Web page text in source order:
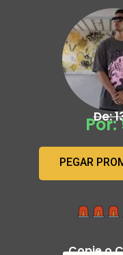
De:
Por:
PEGAR
Copie o